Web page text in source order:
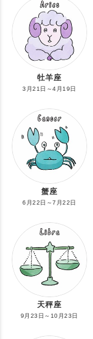
牡羊座
3月21日～4月19日
蟹座
6月22日～7月22日
天秤座
9月23日～10月23日